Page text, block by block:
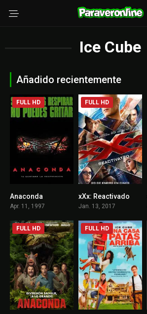
Ice Cube
Añadido recientemente
FULL HD
Anaconda
Apr. 11, 1997
FULL HD
xXx: Reactivado
Jan. 13, 2017
FULL HD FULL HD